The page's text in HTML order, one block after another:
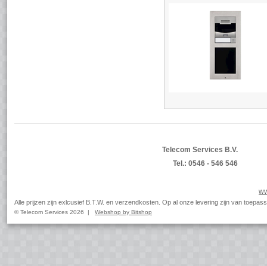
Telecom Services B.V.
Tel.: 0546 - 546 546
Alle prijzen zijn exlcusief B.T.W. en verzendkosten. Op al onze levering zijn van
© Telecom Services 2026 | Webshop by Bitshop